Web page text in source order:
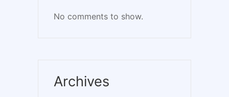
No comments to show.
Archives